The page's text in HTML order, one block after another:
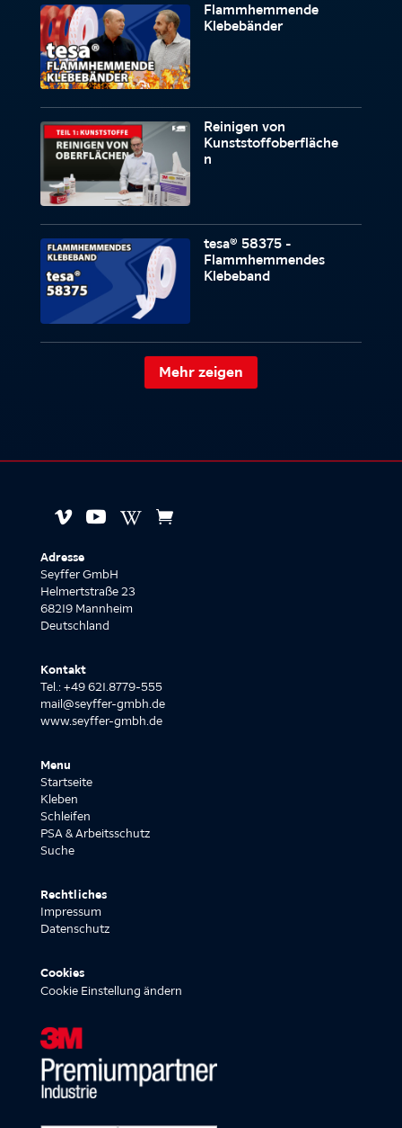
Flammhemmende
Klebebänder
Reinigen von
Kunststoffoberfläche
n
tesa® 58375 -
Flammhemmendes
Klebeband
Mehr zeigen
   
Adresse
Seyffer GmbH
Helmertstraße 23
68219 Mannheim
Deutschland
Kontakt
Tel.: +49 621.8779-555
mail@seyffer-gmbh.de
www.seyffer-gmbh.de
Menu
Startseite
Kleben
Schleifen
PSA & Arbeitsschutz
Suche
Rechtliches
Impressum
Datenschutz
Cookies
Cookie Einstellung ändern